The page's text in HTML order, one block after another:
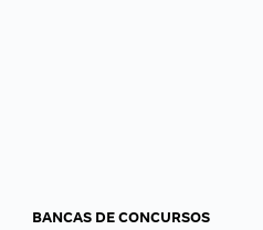
BANCAS DE CONCURSOS